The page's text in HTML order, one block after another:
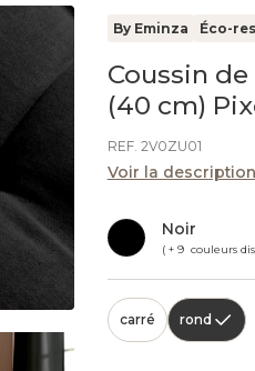
By Eminza Éco-
Coussin
(40 cm)
REF. 2V0ZU01
Voir la description
Noir
carré rond